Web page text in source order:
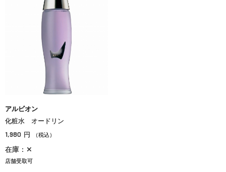
アルビオン
化粧水 オードリン
1,980 円 （税込）
在庫：✕
店舗受取可